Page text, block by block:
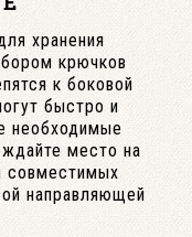
хранения
крючков
к боковой
быстро и
необходимые
место на
совместимых
направляющей